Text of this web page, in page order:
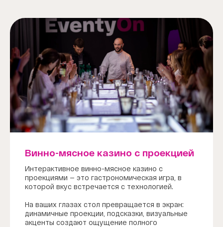
Винно-мясное казино с проекцией
Интерактивное винно-мясное казино с
проекциями — это гастрономическая игра, в
которой вкус встречается с технологией.
На ваших глазах стол превращается в экран:
динамичные проекции, подсказки, визуальные
акценты создают ощущение полного